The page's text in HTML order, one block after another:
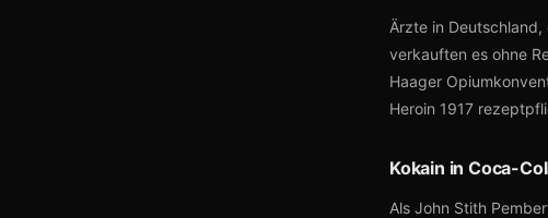
Ärzte in
verkauften es ohne
Haager
Heroin 1917
Kokain in Coca-
Als John Stith